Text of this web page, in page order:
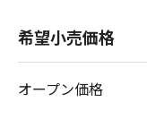
希望小売価格
オープン価格